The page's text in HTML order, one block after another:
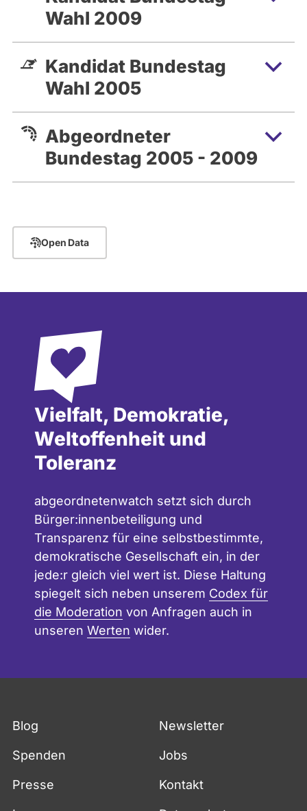
Wahl 2009
Kandidat Bundestag
Wahl 2005
Abgeordneter
Bundestag 2005 - 2009
Open Data
Vielfalt, Demokratie,
Weltoffenheit und
Toleranz
abgeordnetenwatch setzt sich durch
Bürger:innenbeteiligung und
Transparenz für eine selbstbestimmte,
demokratische Gesellschaft ein, in der
jede:r gleich viel wert ist. Diese Haltung
spiegelt sich neben unserem Codex für
die Moderation von Anfragen auch in
unseren Werten wider.
Blog Newsletter
Spenden Jobs
Presse Kontakt